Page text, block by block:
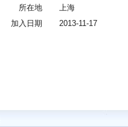
所在地
上海
加入日期
2013-11-17